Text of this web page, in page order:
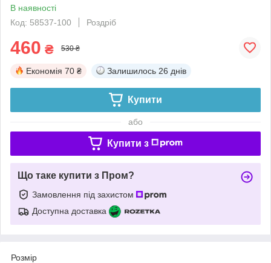
В наявності
Код: 58537-100
Роздріб
460 ₴ 530 ₴
Економія 70 ₴ Залишилось 26 днів
Купити
або
Купити з
Що таке купити з Пром?
Замовлення під захистом
Доступна доставка
Розмір